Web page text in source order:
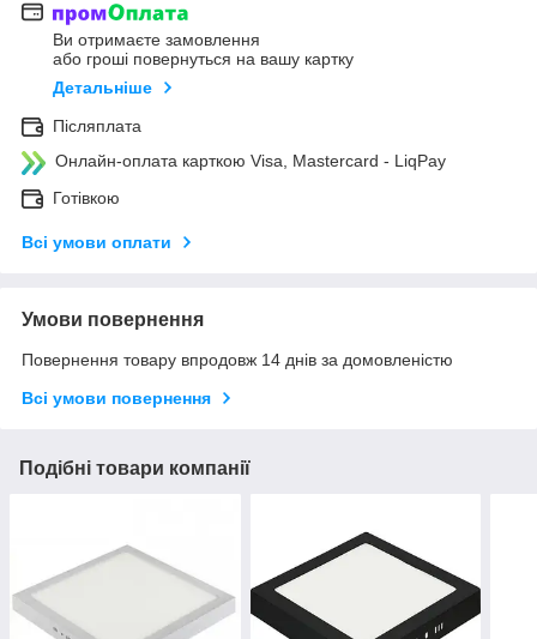
Ви отримаєте замовлення
або гроші повернуться на вашу картку
Детальніше
Післяплата
Онлайн-оплата карткою Visa, Mastercard - LiqPay
Готівкою
Всі умови оплати
Умови повернення
Повернення товару впродовж 14 днів за домовленістю
Всі умови повернення
Подібні товари компанії